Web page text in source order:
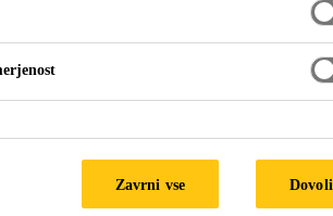
Zavrni vse